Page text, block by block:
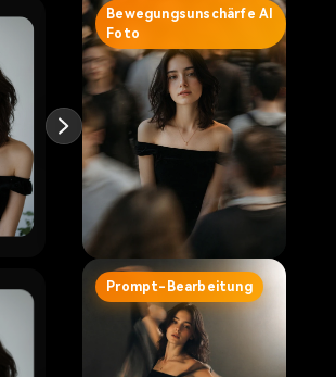
Bewegungsunschärfe AI
Foto
Prompt-Bearbeitung